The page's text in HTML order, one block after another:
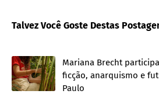
Talvez Você Goste Destas
Mariana Brecht
ficção, anarquismo e
Paulo